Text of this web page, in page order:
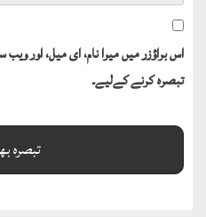
اس براؤزر میں میرا نام، ای میل، اور
تبصرہ کرنے کےلیے۔